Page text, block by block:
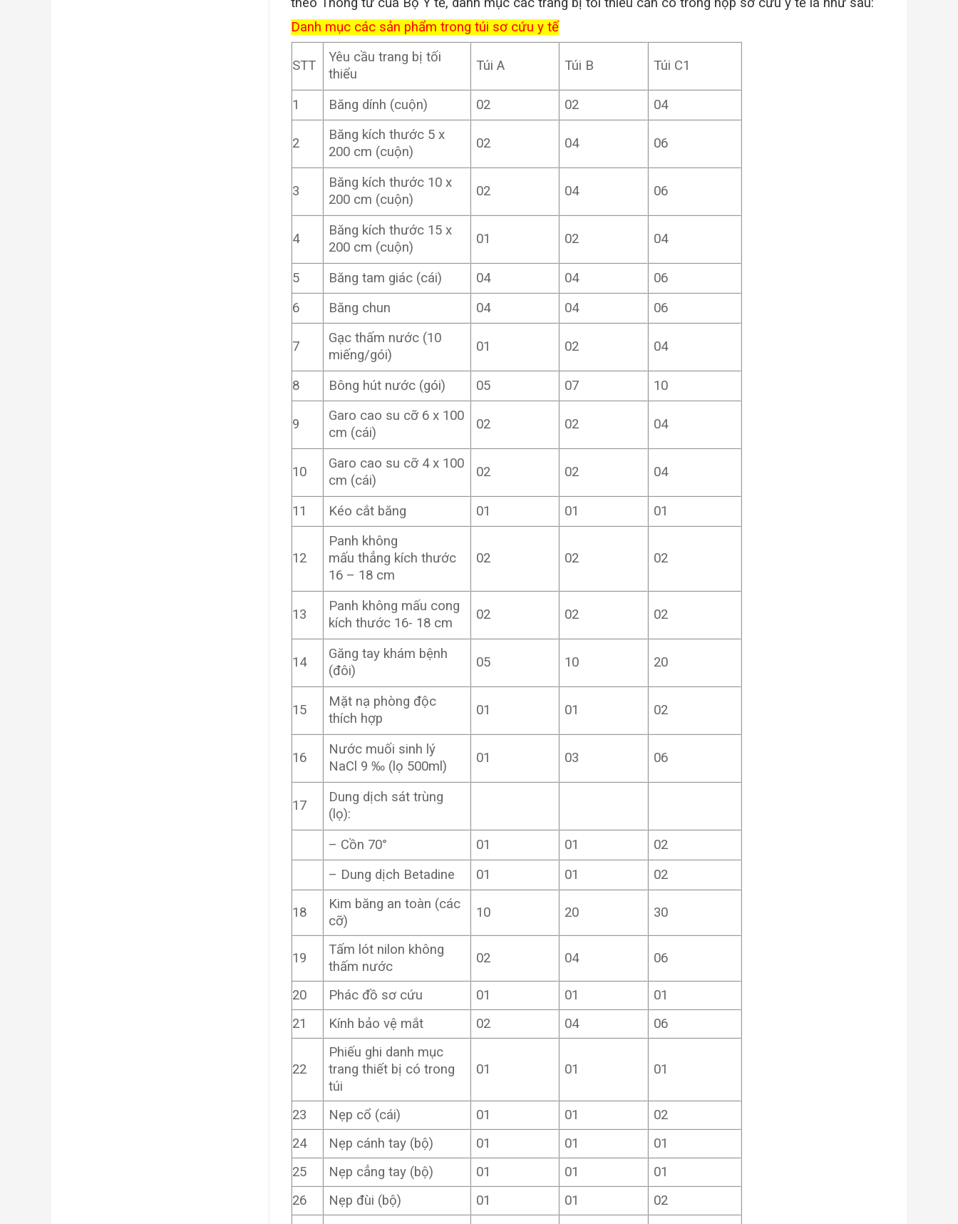
theo Thông tư của Bộ Y tế, danh mục các trang bị tối thiểu cần có trong hộp sơ cứu y tế là như sau:
Danh mục các sản phẩm trong túi sơ cứu y tế
STT
Yêu cầu trang bị tối
thiểu
Túi A Túi B Túi C1
1 Băng dính (cuộn) 02 02 04
2
Băng kích thước 5 x
200 cm (cuộn)
02 04 06
3
Băng kích thước 10 x
200 cm (cuộn)
02 04 06
4
Băng kích thước 15 x
200 cm (cuộn)
01 02 04
5 Băng tam giác (cái) 04 04
06
6
Băng chun 04 04 06
7
Gạc thấm nước (10
miếng/gói)
01 02 04
8 Bông hút nước (gói) 05 07 10
9
Garo cao su cỡ 6 x 100
cm (cái)
02 02 04
10
Garo cao su cỡ 4 x 100
cm (cái)
02 02 04
11 Kéo cắt băng 01 01 01
12
Panh không
mấu thẳng kích thước
16 – 18 cm
02 02 02
13
Panh không mấu cong
kích thước 16- 18 cm
02 02 02
14
Găng tay khám bệnh
(đôi)
05 10 20
15
Mặt nạ phòng độc
thích hợp
01 01 02
16
Nước muối sinh lý
NaCl 9 ‰ (lọ 500ml)
01 03 06
17
Dung dịch sát trùng
(lọ):
– Cồn 70°
01 01
02
– Dung dịch Betadine
01 01 02
18
Kim băng an toàn (các
cỡ)
10 20 30
19
Tấm lót nilon không
thấm nước
02 04 06
20 Phác đồ sơ cứu 01 01
01
21
Kính bảo vệ mắt 02 04 06
22
Phiếu ghi danh mục
trang thiết bị có trong
túi
01 01 01
23 Nẹp cổ (cái) 01 01
02
24
Nẹp cánh tay (bộ) 01 01
01
25
Nẹp cẳng tay (bộ) 01 01
01
26
Nẹp đùi (bộ) 01 01 02